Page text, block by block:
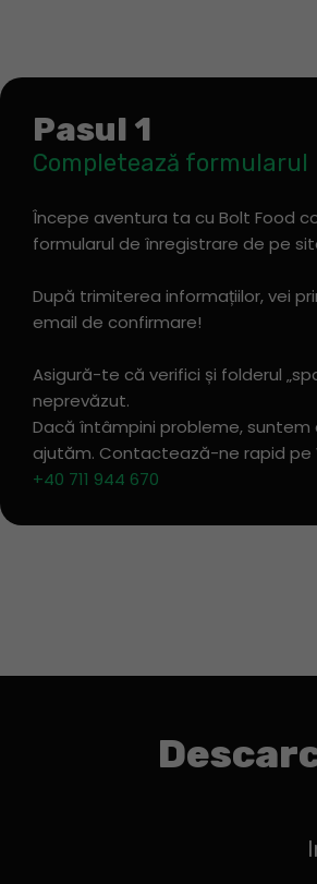
Pasul 1
Completează formularul
Începe aventura ta cu Bolt Food
formularul de înregistrare de pe
După trimiterea informațiilor, vei
email de confirmare!
Asigură-te că verifici și folderul
neprevăzut.
Dacă întâmpini probleme, suntem
ajutăm. Contactează-ne rapid pe
+40 711 944 670